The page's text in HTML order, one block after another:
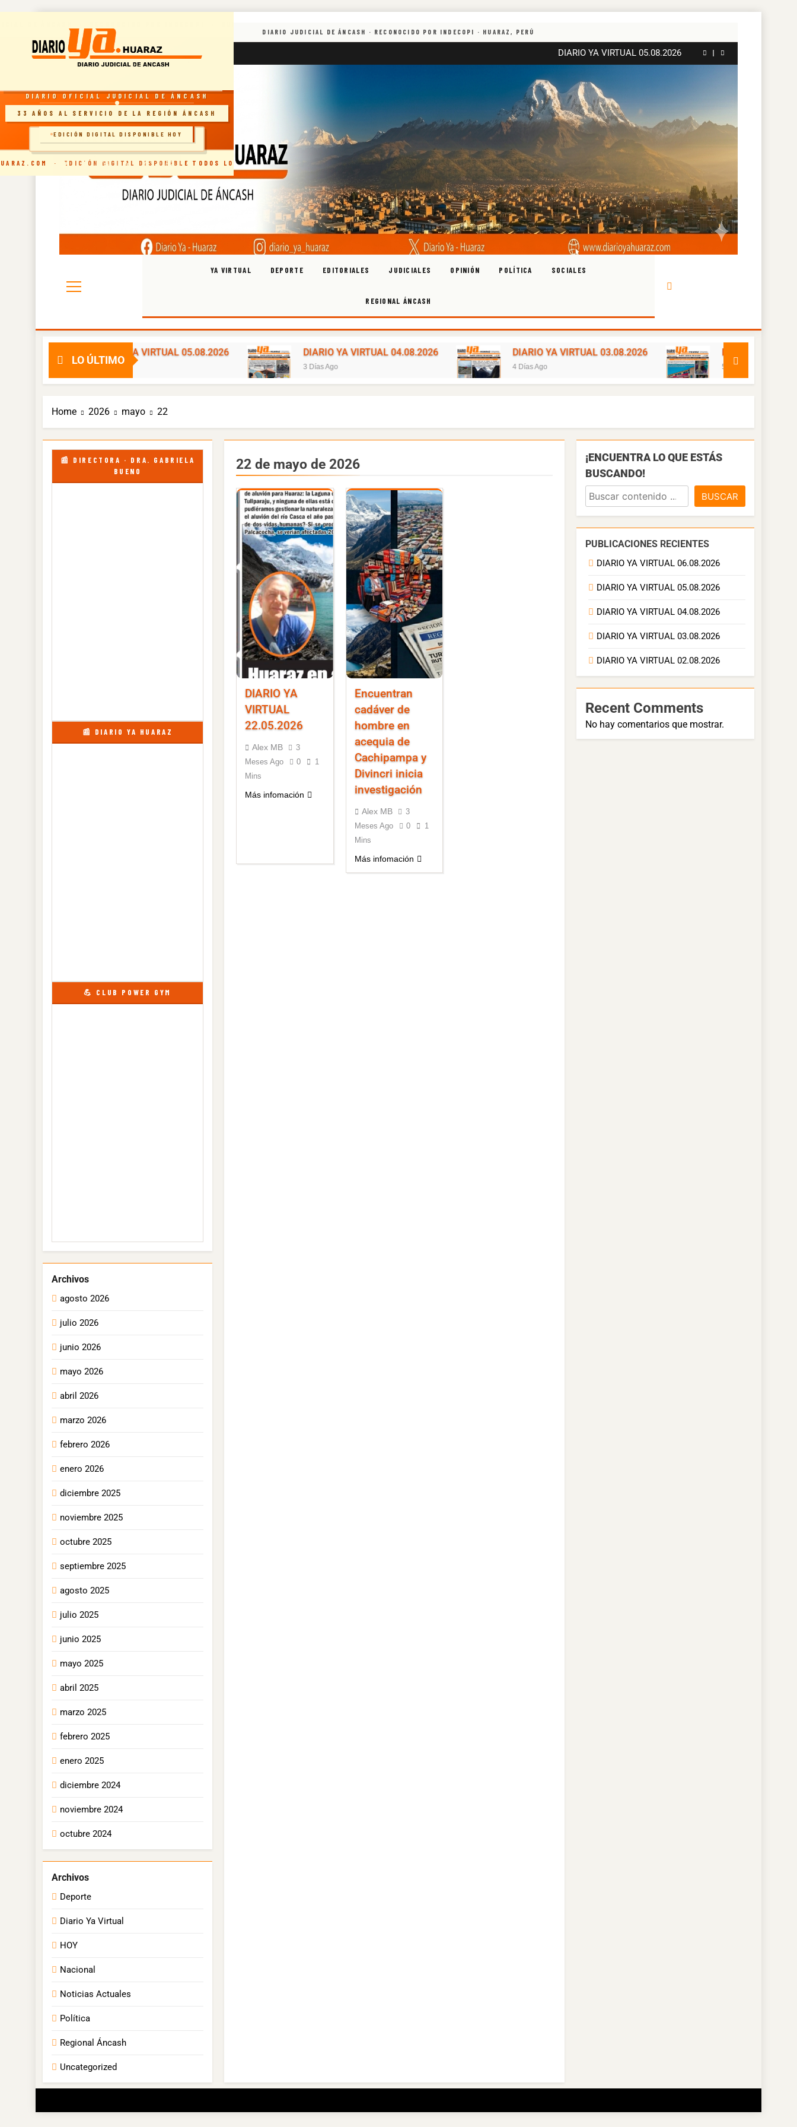
· EDICIÓN DIGITAL DISPONIBLE TODOS LOS DÍAS HÁBILES
RESOLUCIÓN INDECOPI · DIARIO OFICIAL
DIARIO OFICIAL JUDICIAL DE ÁNCASH
33 AÑOS AL SERVICIO DE LA REGIÓN ÁNCASH
🗞️ INGRESAR AL SITIO
EDICIÓN DIGITAL DISPONIBLE HOY
content
viernes, agosto 7, 2026 4:50:26 PM
DIARIO YA VIRTUAL 06.08.2026
DIARIO YA VIRTUAL 05.08.2026
DIARIO YA VIRTUAL 04.08.2026
DIARIO YA VIRTUAL 06.08.2026
DIARIO YA VIRTUAL 05.08.2026
DIARIO YA VIRTUAL 04.08.2026
DIARIO YA VIRTUAL 03.08.2026
YA VIRTUAL DEPORTE EDITORIALES JUDICIALES OPINIÓN POLÍTICA SOCIALES
REGIONAL ÁNCASH
LO ÚLTIMO
DIARIO YA VIRTUAL 05.08.2026 DIARIO YA VIRTUAL 04.08.2026
3 Días Ago
DIARIO YA VIRTUAL 03.08.2026
4 Días Ago
DIARIO YA VIRTUAL 02.08.2026
5 Días Ago
Home 2026 mayo 22
📰 DIRECTORA · DRA. GABRIELA
BUENO
📰 DIARIO YA HUARAZ
💪 CLUB POWER GYM
agosto 2026
julio 2026
junio 2026
mayo 2026
abril 2026
marzo 2026
febrero 2026
enero 2026
diciembre 2025
noviembre 2025
octubre 2025
septiembre 2025
agosto 2025
julio 2025
junio 2025
mayo 2025
abril 2025
marzo 2025
febrero 2025
enero 2025
diciembre 2024
noviembre 2024
octubre 2024
Deporte
Diario Ya Virtual
HOY
Nacional
Noticias Actuales
Política
Regional Áncash
Uncategorized
22 de mayo de 2026
DIARIO YA
VIRTUAL
22.05.2026
Alex MB
3
Meses Ago
0
1
Mins
Más infomación
Encuentran
cadáver de
hombre en
acequia de
Cachipampa y
Divincri inicia
investigación
Alex MB
3
Meses Ago
0
1
Mins
Más infomación
¡ENCUENTRA LO QUE ESTÁS
BUSCANDO!
BUSCAR
PUBLICACIONES RECIENTES
DIARIO YA VIRTUAL 06.08.2026
DIARIO YA VIRTUAL 05.08.2026
DIARIO YA VIRTUAL 04.08.2026
DIARIO YA VIRTUAL 03.08.2026
DIARIO YA VIRTUAL 02.08.2026
Recent Comments
No hay comentarios que mostrar.